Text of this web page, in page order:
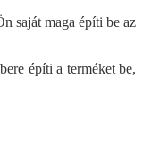
saját maga építi be az
építi a terméket be,